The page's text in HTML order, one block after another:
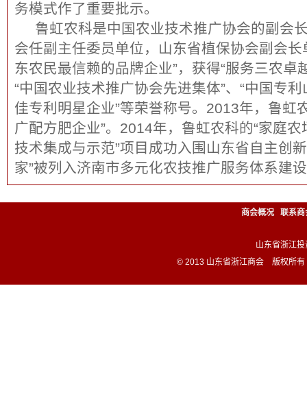
务模式作了重要批示。
鲁虹农科是中国农业技术推广协会的副会
会任副主任委员单位，山东省植保协会副会长
东农民最信赖的品牌企业”，获得“服务三农卓
“中国农业技术推广协会先进集体”、“中国专
佳专利明星企业”等荣誉称号。2013年，鲁虹
广配方肥企业”。2014年，鲁虹农科的“家庭
技术集成与示范”项目成功入围山东省自主创
家”被列入济南市多元化农技推广服务体系建
商会概况 联系商
山东省浙江
© 2013 山东省浙江商会 版权所有